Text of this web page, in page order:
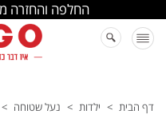
החלפה והחזרה
דף הבית > ילדות > נעל שטוחה >